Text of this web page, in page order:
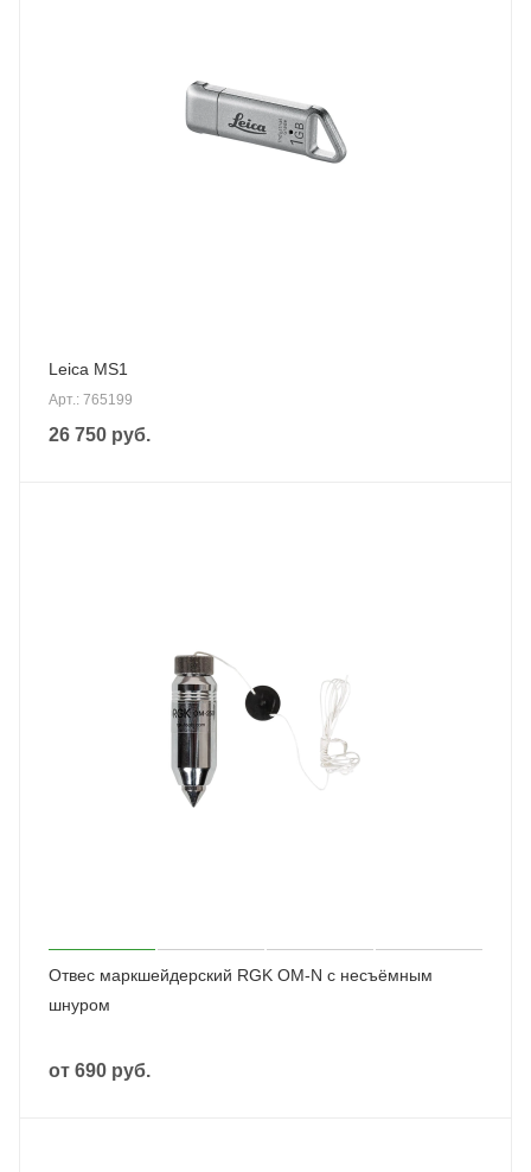
Leica MS1
Арт.: 765199
26 750 руб.
Отвес маркшейдерский RGK OM-N с несъёмным
шнуром
от 690 руб.